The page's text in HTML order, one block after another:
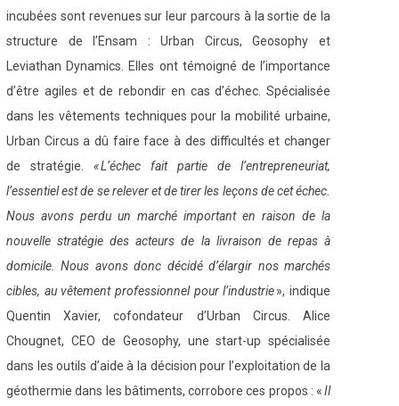
incubées sont revenues sur leur parcours à la sortie de la
structure de l’Ensam : Urban Circus, Geosophy et
Leviathan Dynamics. Elles ont témoigné de l’importance
d’être agiles et de rebondir en cas d’échec. Spécialisée
dans les vêtements techniques pour la mobilité urbaine,
Urban Circus a dû faire face à des difficultés et changer
de stratégie. « L’échec fait partie de l’entrepreneuriat,
l’essentiel est de se relever et de tirer les leçons de cet échec.
Nous avons perdu un marché important en raison de la
nouvelle stratégie des acteurs de la livraison de repas à
domicile. Nous avons donc décidé d’élargir nos marchés
cibles, au vêtement professionnel pour l’industrie», indique
Quentin Xavier, cofondateur d’Urban Circus. Alice
Chougnet, CEO de Geosophy, une start-up spécialisée
dans les outils d’aide à la décision pour l’exploitation de la
géothermie dans les bâtiments, corrobore ces propos : «Il